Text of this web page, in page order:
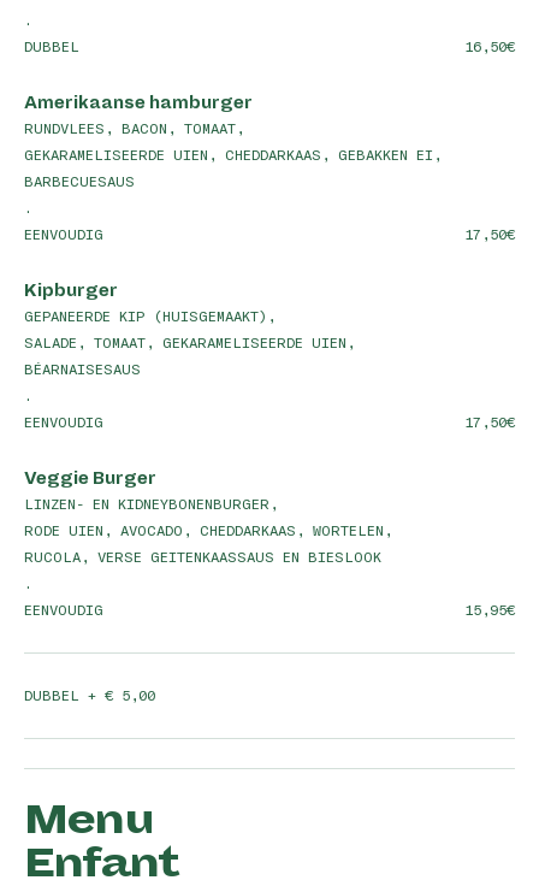
.
DUBBEL
16,50
Amerikaanse hamburger
RUNDVLEES, BACON, TOMAAT,
GEKARAMELISEERDE UIEN, CHEDDARKAAS, GEBAKKEN EI,
BARBECUESAUS
.
EENVOUDIG
17,50
Kipburger
GEPANEERDE KIP (HUISGEMAAKT),
SALADE, TOMAAT, GEKARAMELISEERDE UIEN,
BÉARNAISESAUS
.
EENVOUDIG
17,50
Veggie Burger
LINZEN- EN KIDNEYBONENBURGER,
RODE UIEN, AVOCADO, CHEDDARKAAS, WORTELEN,
RUCOLA, VERSE GEITENKAASSAUS EN BIESLOOK
.
EENVOUDIG
15,95
DUBBEL + € 5,00
Menu
Enfant